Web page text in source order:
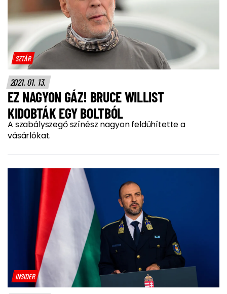
SZTÁR
2021. 01. 13.
EZ NAGYON GÁZ! BRUCE WILLIST
KIDOBTÁK EGY BOLTBÓL
A szabályszegő színész nagyon feldühítette a
vásárlókat.
INSIDER